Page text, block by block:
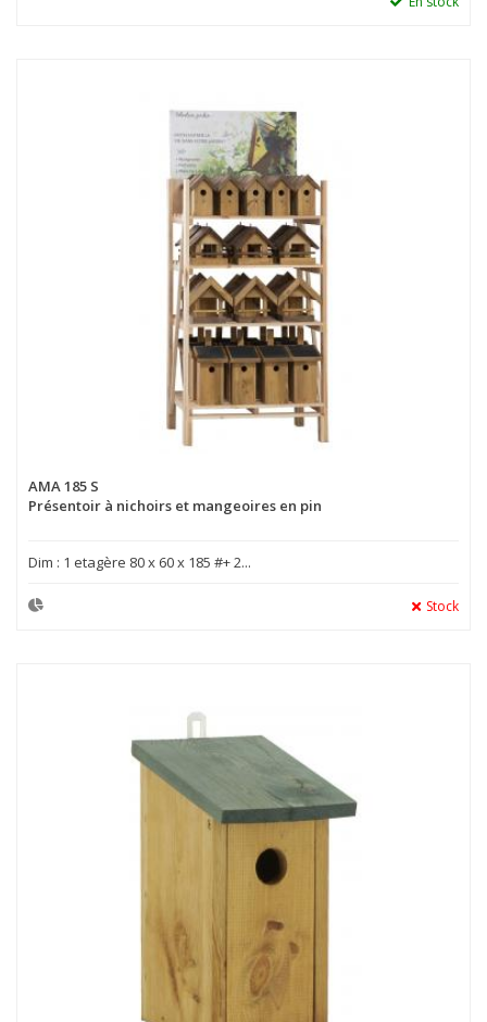
AMA 185 S
Présentoir à nichoirs et mangeoires en pin
Dim : 1 etagère 80 x 60 x 185 #+ 2...
Stock